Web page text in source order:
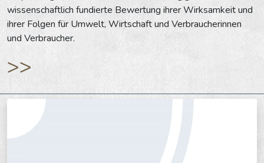
wissenschaftlich fundierte Bewertung ihrer Wirksamkeit und
ihrer Folgen für Umwelt, Wirtschaft und Verbraucherinnen
und Verbraucher.
>>